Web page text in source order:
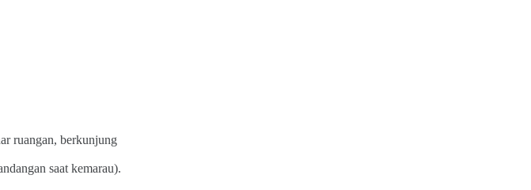
ruangan, berkunjung
saat kemarau).